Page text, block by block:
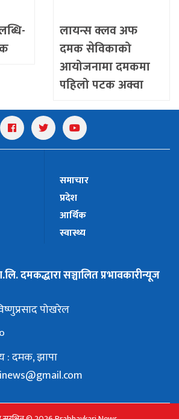
लायन्स क्लव अफ
दमक सेविकाको
आयोजनामा दमकमा
पहिलो पटक अक्वा
समाचार
प्रदेश
आर्थिक
स्वास्थ्य
दमकद्धारा सञ्चालित प्रभावकारीन्यूज
पोखरेल
: दमक, झापा